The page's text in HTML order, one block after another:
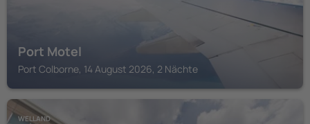
Port Motel
Port Colborne, 14 August 2026, 2 Nächte
WELLAND